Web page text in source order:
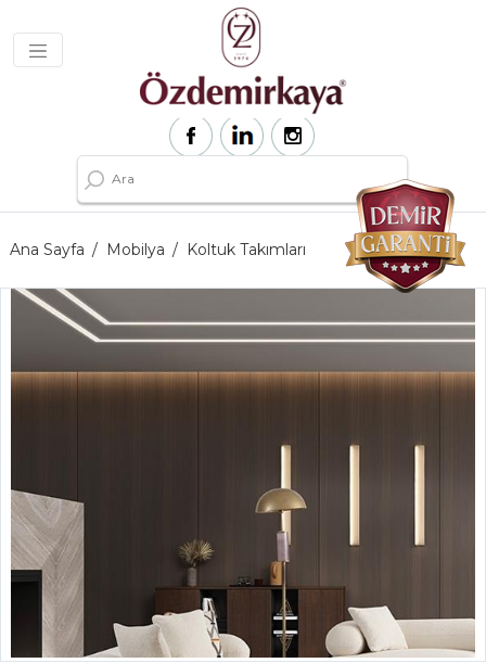
Ana Sayfa Mobilya Koltuk Takımları